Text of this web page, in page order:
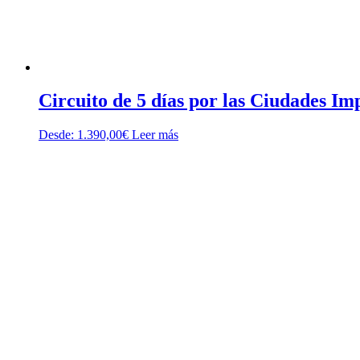
Circuito de 5 días por las Ciudades
Desde: 1.390,00€ Leer más